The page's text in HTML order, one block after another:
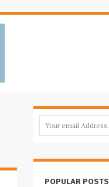
POPULAR POSTS